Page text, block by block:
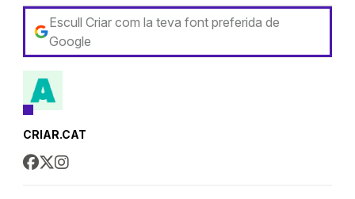
Escull Criar com la teva font preferida de
Google
CRIAR.CAT